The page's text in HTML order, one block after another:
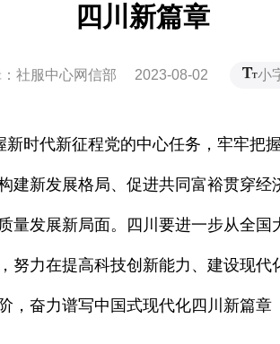
四川新篇章
：社服中心网信部 2023-08-02 小
代新征程党的中心任务，牢牢把
建新发展格局、促进共同富裕贯穿
量发展新局面。四川要进一步从全
努力在提高科技创新能力、建设现
，奋力谱写中国式现代化四川新篇章